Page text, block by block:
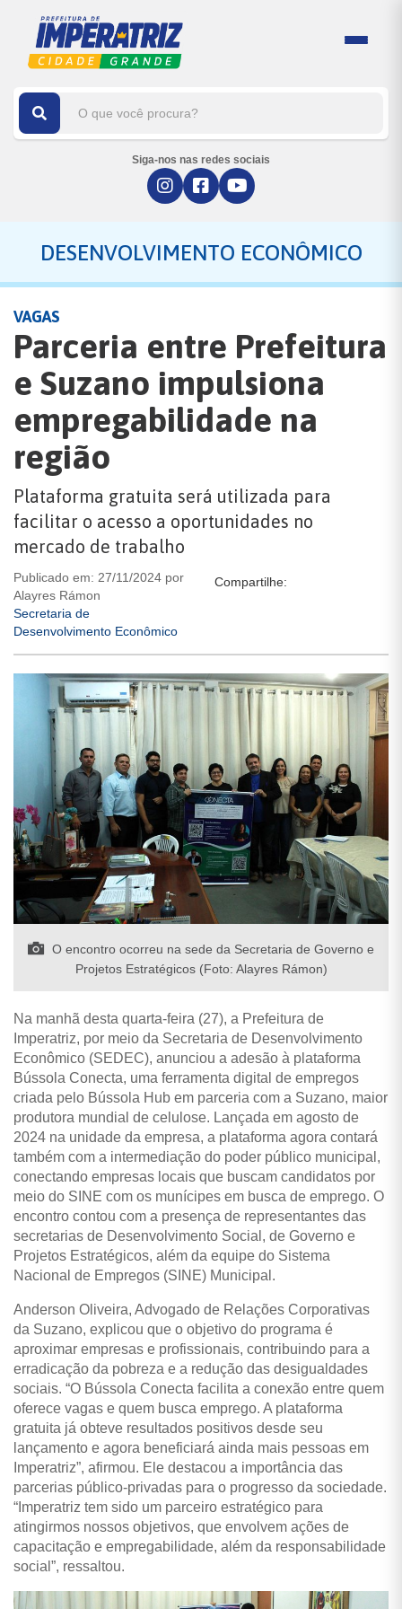
Siga-nos nas redes sociais
DESENVOLVIMENTO ECONÔMICO
VAGAS
Parceria entre Prefeitura
e Suzano impulsiona
empregabilidade na
região
Plataforma gratuita será utilizada para
facilitar o acesso a oportunidades no
mercado de trabalho
Publicado em: 27/11/2024 por
Alayres Rámon
Secretaria de
Desenvolvimento Econômico
Compartilhe:
O encontro ocorreu na sede da Secretaria de Governo e
Projetos Estratégicos (Foto: Alayres Rámon)
Na manhã desta quarta-feira (27), a Prefeitura de
Imperatriz, por meio da Secretaria de Desenvolvimento
Econômico (SEDEC), anunciou a adesão à plataforma
Bússola Conecta, uma ferramenta digital de empregos
criada pelo Bússola Hub em parceria com a Suzano, maior
produtora mundial de celulose. Lançada em agosto de
2024 na unidade da empresa, a plataforma agora contará
também com a intermediação do poder público municipal,
conectando empresas locais que buscam candidatos por
meio do SINE com os munícipes em busca de emprego. O
encontro contou com a presença de representantes das
secretarias de Desenvolvimento Social, de Governo e
Projetos Estratégicos, além da equipe do Sistema
Nacional de Empregos (SINE) Municipal.
Anderson Oliveira, Advogado de Relações Corporativas
da Suzano, explicou que o objetivo do programa é
aproximar empresas e profissionais, contribuindo para a
erradicação da pobreza e a redução das desigualdades
sociais. “O Bússola Conecta facilita a conexão entre quem
oferece vagas e quem busca emprego. A plataforma
gratuita já obteve resultados positivos desde seu
lançamento e agora beneficiará ainda mais pessoas em
Imperatriz”, afirmou. Ele destacou a importância das
parcerias público-privadas para o progresso da sociedade.
“Imperatriz tem sido um parceiro estratégico para
atingirmos nossos objetivos, que envolvem ações de
capacitação e empregabilidade, além da responsabilidade
social”, ressaltou.